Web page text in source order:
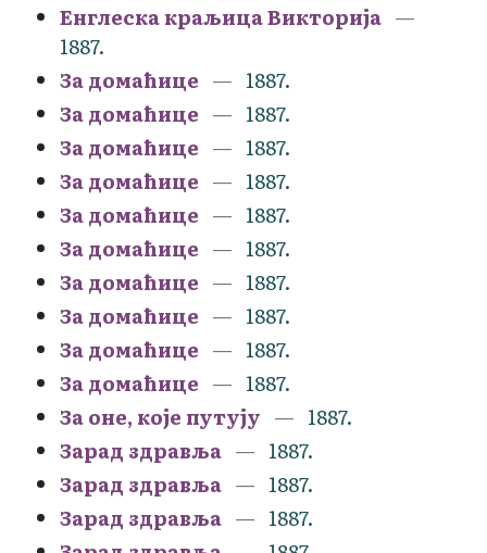
Енглеска краљица Викторија
1887.
За домаћице
1887.
За домаћице
1887.
За домаћице
1887.
За домаћице
1887.
За домаћице
1887.
За домаћице
1887.
За домаћице
1887.
За домаћице
1887.
За домаћице
1887.
За домаћице
1887.
За оне, које путују
1887.
Зарад здравља
1887.
Зарад здравља
1887.
Зарад здравља
1887.